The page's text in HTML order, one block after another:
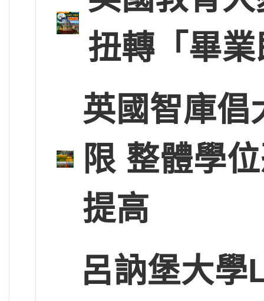
扭轉「畢
英國智庫倡
限 整體學
提高
呂訥堡大